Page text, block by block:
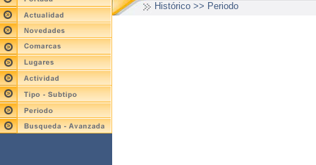
Histórico >> Periodo